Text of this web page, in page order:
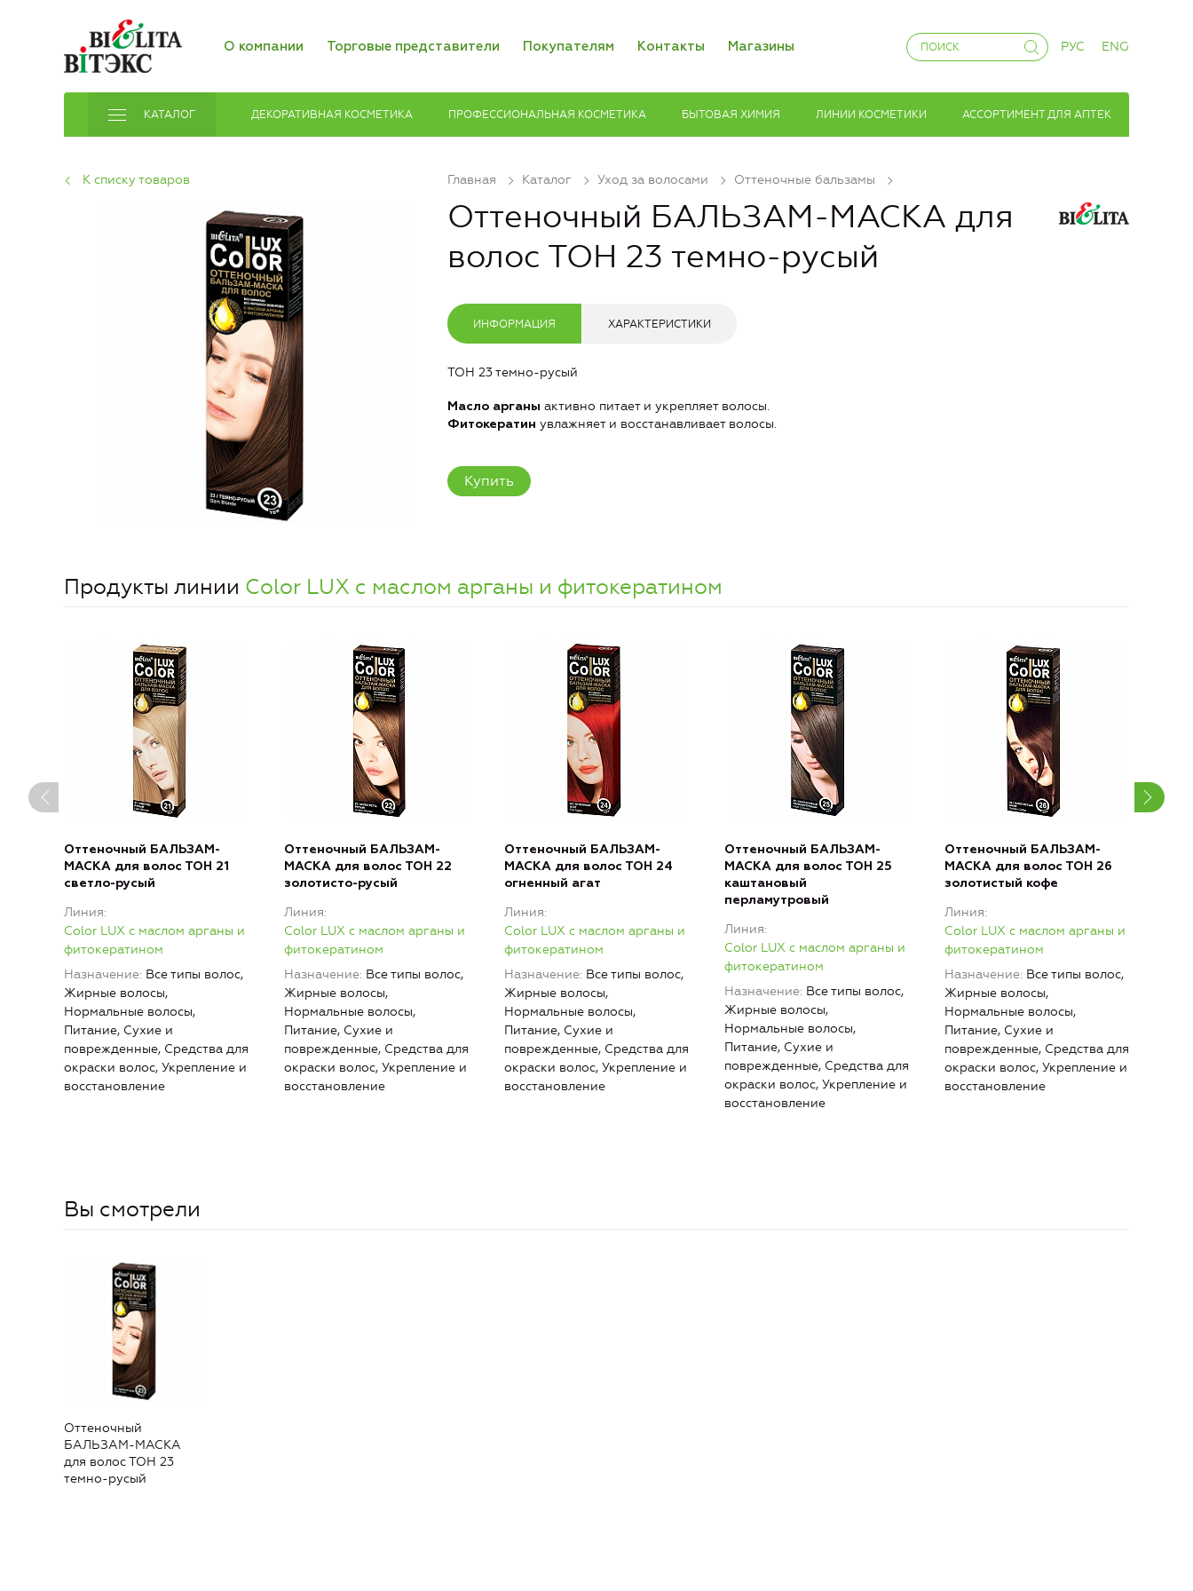
О компании Торговые представители Покупателям Контакты Магазины РУС ENG
КАТАЛОГ ДЕКОРАТИВНАЯ КОСМЕТИКА ПРОФЕССИОНАЛЬНАЯ КОСМЕТИКА БЫТОВАЯ ХИМИЯ ЛИНИИ КОСМЕТИКИ АССОРТИМЕНТ ДЛЯ АПТЕК
Главная Каталог Уход за волосами Оттеночные бальзамы
К списку товаров
Оттеночный БАЛЬЗАМ-МАСКА для
волос ТОН 23 темно-русый
ИНФОРМАЦИЯ ХАРАКТЕРИСТИКИ
ТОН 23 темно-русый
Масло арганы активно питает и укрепляет волосы.
Фитокератин увлажняет и восстанавливает волосы.
Купить
Продукты линии Color LUX с маслом арганы и фитокератином
Оттеночный БАЛЬЗАМ-
МАСКА для волос ТОН 21
светло-русый
Линия
Color LUX с маслом арганы и
фитокератином
Назначение Все типы волос,
Жирные волосы,
Нормальные волосы,
Питание, Сухие и
поврежденные, Средства для
окраски волос, Укрепление и
восстановление
Оттеночный БАЛЬЗАМ-
МАСКА для волос ТОН 22
золотисто-русый
Линия
Color LUX с маслом арганы и
фитокератином
Назначение Все типы волос,
Жирные волосы,
Нормальные волосы,
Питание, Сухие и
поврежденные, Средства для
окраски волос, Укрепление и
восстановление
Оттеночный БАЛЬЗАМ-
МАСКА для волос ТОН 24
огненный агат
Линия
Color LUX с маслом арганы и
фитокератином
Назначение Все типы волос,
Жирные волосы,
Нормальные волосы,
Питание, Сухие и
поврежденные, Средства для
окраски волос, Укрепление и
восстановление
Оттеночный БАЛЬЗАМ-
МАСКА для волос ТОН 25
каштановый
перламутровый
Линия
Color LUX с маслом арганы и
фитокератином
Назначение Все типы волос,
Жирные волосы,
Нормальные волосы,
Питание, Сухие и
поврежденные, Средства для
окраски волос, Укрепление и
восстановление
Оттеночный БАЛЬЗАМ-
МАСКА для волос ТОН 26
золотистый кофе
Линия
Color LUX с маслом арганы и
фитокератином
Назначение Все типы волос,
Жирные волосы,
Нормальные волосы,
Питание, Сухие и
поврежденные, Средства для
окраски волос, Укрепление и
восстановление
Вы смотрели
Оттеночный
БАЛЬЗАМ-МАСКА
для волос ТОН 23
темно-русый